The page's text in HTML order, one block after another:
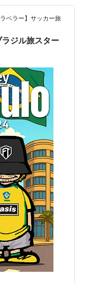
の電話番号や住
ベラー】サッカー旅
ラジル旅スター